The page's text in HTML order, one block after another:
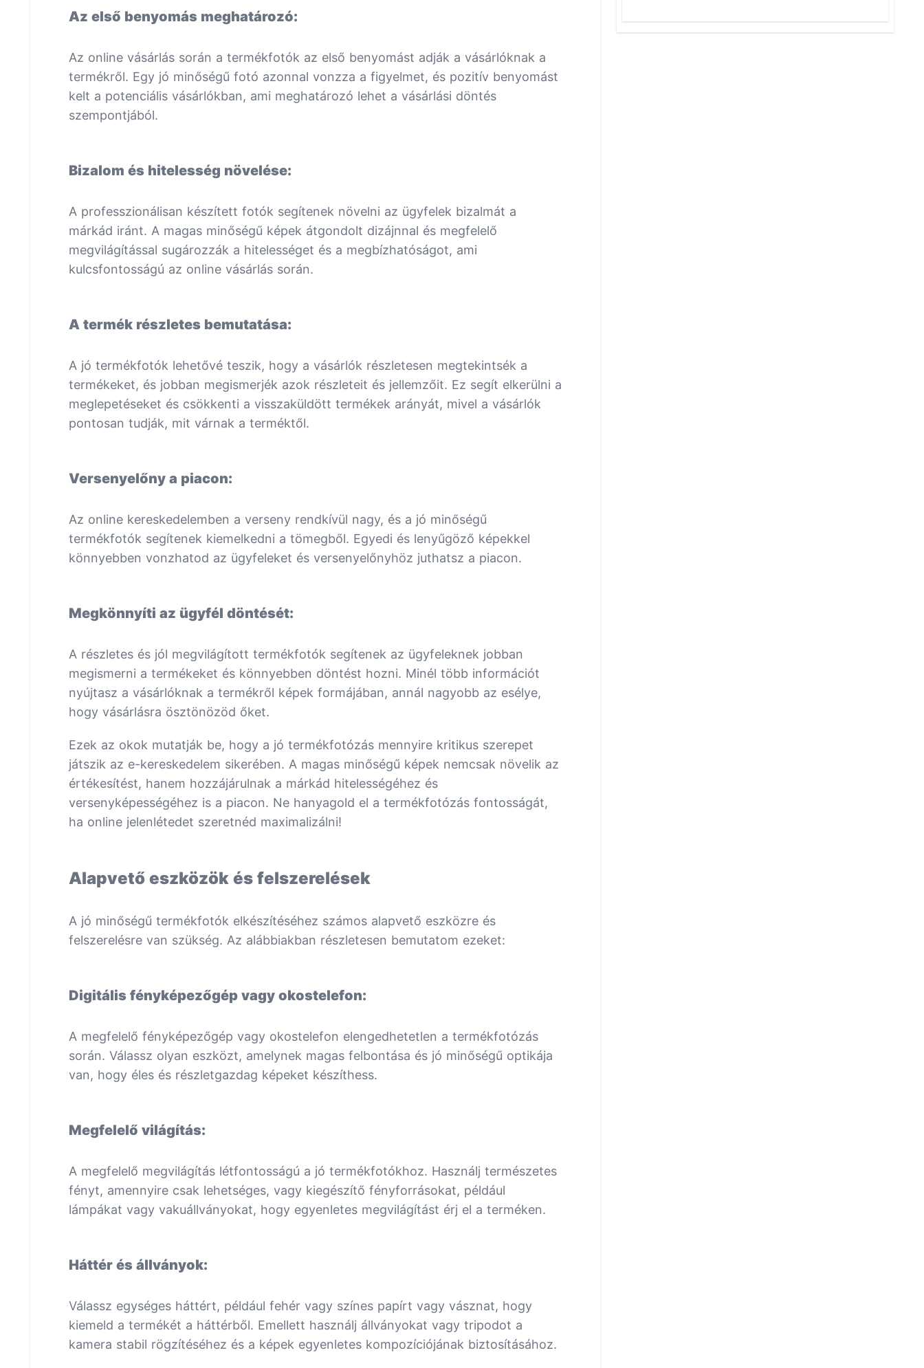
Az első benyomás meghatározó:
Az online vásárlás során a termékfotók az első benyomást adják a vásárlóknak a
termékről. Egy jó minőségű fotó azonnal vonzza a figyelmet, és pozitív benyomást
kelt a potenciális vásárlókban, ami meghatározó lehet a vásárlási döntés
szempontjából.
Bizalom és hitelesség növelése:
A professzionálisan készített fotók segítenek növelni az ügyfelek bizalmát a
márkád iránt. A magas minőségű képek átgondolt dizájnnal és megfelelő
megvilágítással sugározzák a hitelességet és a megbízhatóságot, ami
kulcsfontosságú az online vásárlás során.
A termék részletes bemutatása:
A jó termékfotók lehetővé teszik, hogy a vásárlók részletesen megtekintsék a
termékeket, és jobban megismerjék azok részleteit és jellemzőit. Ez segít elkerülni a
meglepetéseket és csökkenti a visszaküldött termékek arányát, mivel a vásárlók
pontosan tudják, mit várnak a terméktől.
Versenyelőny a piacon:
Az online kereskedelemben a verseny rendkívül nagy, és a jó minőségű
termékfotók segítenek kiemelkedni a tömegből. Egyedi és lenyűgöző képekkel
könnyebben vonzhatod az ügyfeleket és versenyelőnyhöz juthatsz a piacon.
Megkönnyíti az ügyfél döntését:
A részletes és jól megvilágított termékfotók segítenek az ügyfeleknek jobban
megismerni a termékeket és könnyebben döntést hozni. Minél több információt
nyújtasz a vásárlóknak a termékről képek formájában, annál nagyobb az esélye,
hogy vásárlásra ösztönözöd őket.
Ezek az okok mutatják be, hogy a jó termékfotózás mennyire kritikus szerepet
játszik az e-kereskedelem sikerében. A magas minőségű képek nemcsak növelik az
értékesítést, hanem hozzájárulnak a márkád hitelességéhez és
versenyképességéhez is a piacon. Ne hanyagold el a termékfotózás fontosságát,
ha online jelenlétedet szeretnéd maximalizálni!
Alapvető eszközök és felszerelések
A jó minőségű termékfotók elkészítéséhez számos alapvető eszközre és
felszerelésre van szükség. Az alábbiakban részletesen bemutatom ezeket:
Digitális fényképezőgép vagy okostelefon:
A megfelelő fényképezőgép vagy okostelefon elengedhetetlen a termékfotózás
során. Válassz olyan eszközt, amelynek magas felbontása és jó minőségű optikája
van, hogy éles és részletgazdag képeket készíthess.
Megfelelő világítás:
A megfelelő megvilágítás létfontosságú a jó termékfotókhoz. Használj természetes
fényt, amennyire csak lehetséges, vagy kiegészítő fényforrásokat, például
lámpákat vagy vakuállványokat, hogy egyenletes megvilágítást érj el a terméken.
Háttér és állványok:
Válassz egységes háttért, például fehér vagy színes papírt vagy vásznat, hogy
kiemeld a termékét a háttérből. Emellett használj állványokat vagy tripodot a
kamera stabil rögzítéséhez és a képek egyenletes kompozíciójának biztosításához.